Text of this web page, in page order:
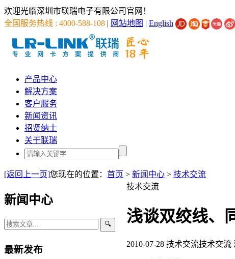
欢迎光临深圳市联瑞电子有限公司官网！
全国服务热线 : 4000-588-108 | 网站地图 | English
产品中心
解决方案
客户服务
新闻资讯
招贤纳士
关于联瑞
[返回上一页]您现在的位置： 首页 > 新闻中心 > 技术交流
新闻中心
🔍
最新发布
技术交流
浅谈双绞线、
2010-07-28 技术交流技术交流